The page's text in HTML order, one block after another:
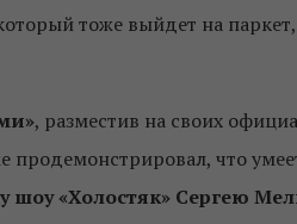
тоже выйдет на
, разместив на своих
продемонстрировал, что
шоу «Холостяк» Сергею